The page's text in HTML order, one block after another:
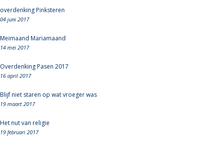
overdenking Pinksteren
04 juni 2017
Meimaand Mariamaand
14 mei 2017
Overdenking Pasen 2017
16 april 2017
Blijf niet staren op wat vroeger was
19 maart 2017
Het nut van religie
19 februari 2017